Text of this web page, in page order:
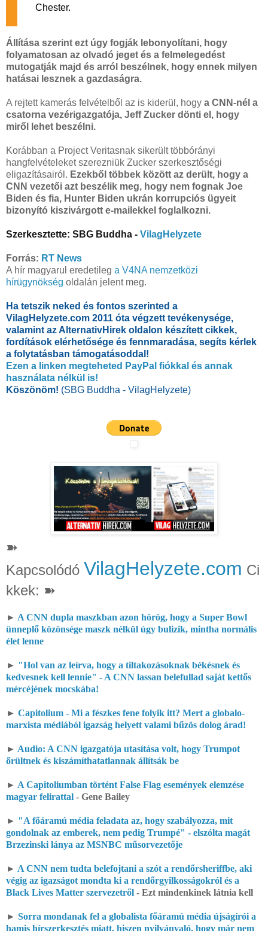
Chester.
Állítása szerint ezt úgy fogják lebonyolítani, hogy
folyamatosan az olvadó jeget és a felmelegedést
mutogatják majd és arról beszélnek, hogy ennek milyen
hatásai lesznek a gazdaságra.
A rejtett kamerás felvételből az is kiderül, hogy a CNN-nél a
csatorna vezérigazgatója, Jeff Zucker dönti el, hogy
miről lehet beszélni.
Korábban a Project Veritasnak sikerült többórányi
hangfelvételeket szerezniük Zucker szerkesztőségi
eligazításairól. Ezekből többek között az derült, hogy a
CNN vezetői azt beszélik meg, hogy nem fognak Joe
Biden és fia, Hunter Biden ukrán korrupciós ügyeit
bizonyító kiszivárgott e-mailekkel foglalkozni.
Szerkesztette: SBG Buddha - VilagHelyzete
Forrás: RT News
A hír magyarul eredetileg a V4NA nemzetközi
hírügynökség oldalán jelent meg.
Ha tetszik neked és fontos szerinted a
VilagHelyzete.com 2011 óta végzett tevékenysége,
valamint az AlternativHirek oldalon készített cikkek,
fordítások elérhetősége és fennmaradása, segíts kérlek
a folytatásban támogatásoddal!
Ezen a linken megteheted PayPal fiókkal és annak
használata nélkül is!
Köszönöm! (SBG Buddha - VilagHelyzete)
➽
Kapcsolódó VilagHelyzete.com Ci
kkek: ➽
► A CNN dupla maszkban azon hörög, hogy a Super Bowl
ünneplő közönsége maszk nélkül úgy bulizik, mintha normális
élet lenne
► "Hol van az leírva, hogy a tiltakozásoknak békésnek és
kedvesnek kell lennie" - A CNN lassan belefullad saját kettős
mércéjének mocskába!
► Capitolium - Mi a fészkes fene folyik itt? Mert a globalo-
marxista médiából igazság helyett valami bűzös dolog árad!
► Audio: A CNN igazgatója utasítása volt, hogy Trumpot
őrültnek és kiszámíthatatlannak állítsák be
► A Capitoliumban történt False Flag események elemzése
magyar felirattal - Gene Bailey
► "A főáramú média feladata az, hogy szabályozza, mit
gondolnak az emberek, nem pedig Trumpé" - elszólta magát
Brzezinski lánya az MSNBC műsorvezetője
► A CNN nem tudta belefojtani a szót a rendőrsheriffbe, aki
végig az igazságot mondta ki a rendőrgyilkosságokról és a
Black Lives Matter szervezetről - Ezt mindenkinek látnia kell
► Sorra mondanak fel a globalista főáramú média újságírói a
hamis hírszerkesztés miatt, hiszen nyilvánvaló, hogy már nem